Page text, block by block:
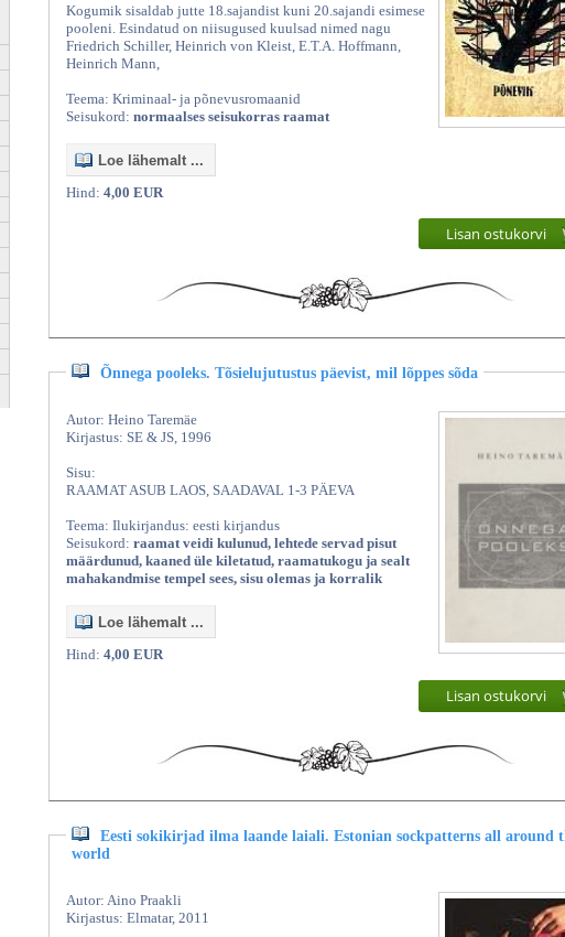
Kogumik sisaldab jutte 18.sajandist kuni 20.sajandi esimese
pooleni. Esindatud on niisugused kuulsad nimed nagu
Friedrich Schiller, Heinrich von Kleist, E.T.A. Hoffmann,
Heinrich Mann,
Teema: Kriminaal- ja põnevusromaanid
Seisukord: normaalses seisukorras raamat
Loe lähemalt ...
Hind: 4,00 EUR
Lisan ostukorvi
Õnnega pooleks. Tõsielujutustus päevist, mil lõppes sõda
Autor: Heino Taremäe
Kirjastus: SE & JS, 1996
Sisu:
RAAMAT ASUB LAOS, SAADAVAL 1-3 PÄEVA
Teema: Ilukirjandus: eesti kirjandus
Seisukord: raamat veidi kulunud, lehtede servad pisut
määrdunud, kaaned üle kiletatud, raamatukogu ja sealt
mahakandmise tempel sees, sisu olemas ja korralik
Loe lähemalt ...
Hind: 4,00 EUR
Lisan ostukorvi
Eesti sokikirjad ilma laande laiali. Estonian sockpatterns all around
world
Autor: Aino Praakli
Kirjastus: Elmatar, 2011